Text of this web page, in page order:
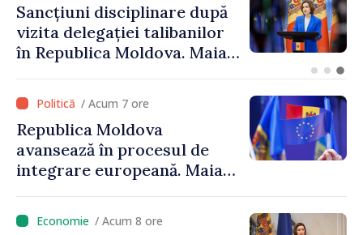
Sancțiuni disciplinare după
vizita delegației talibanilor
în Republica Moldova. Maia
oameni cu funcții înalte nu
cunosc politica statului”
/ Acum 7 ore
Republica Moldova
avansează în procesul de
integrare europeană. Maia
niciun stat”
/ Acum 8 ore